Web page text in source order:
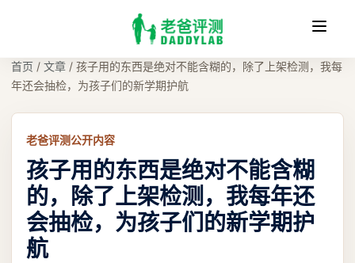
收
首页 / 文章 / 孩子用的东西是绝对不能含糊的，除了上架检测，我每
年还会抽检，为孩子们的新学期护航
老爸评测公开内容
孩子用的东西是绝对不能含糊
的，除了上架检测，我每年还
会抽检，为孩子们的新学期护
航